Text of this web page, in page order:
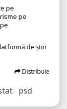
pe
pe
de știri
Distribuie
psd